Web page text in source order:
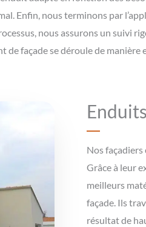
Enfin, nous terminons par
nous assurons un suivi
façade se déroule de manière
Nos
Grâce à leur
meilleurs
façade. Ils
résultat de